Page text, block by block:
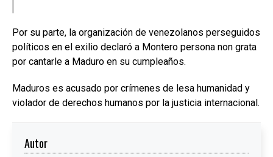
Por su parte, la organización de venezolanos perseguidos
políticos en el exilio declaró a Montero persona non grata
por cantarle a Maduro en su cumpleaños.
Maduros es acusado por crímenes de lesa humanidad y
violador de derechos humanos por la justicia internacional.
Autor